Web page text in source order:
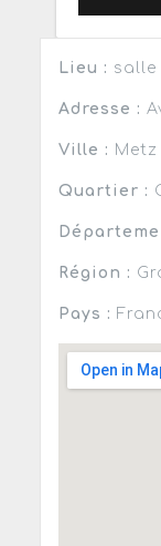
Lieu : salle
Adresse :
Ville : Metz
Quartier :
Région :
Pays :